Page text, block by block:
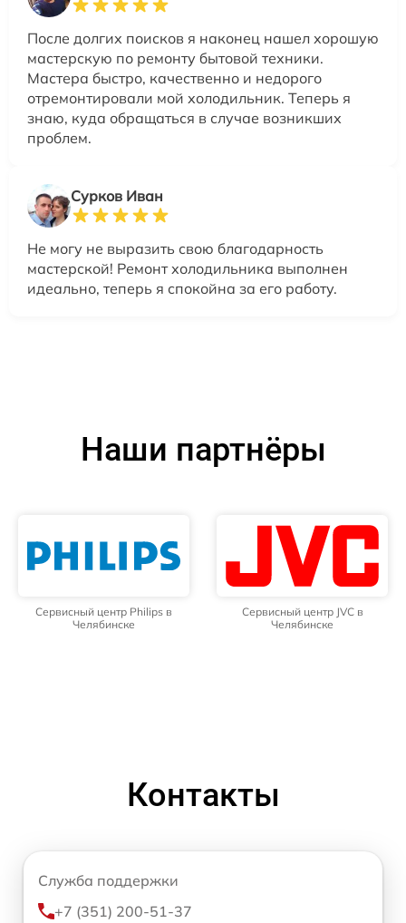
После долгих поисков я наконец нашел хорошую
мастерскую по ремонту бытовой техники.
Мастера быстро, качественно и недорого
отремонтировали мой холодильник. Теперь я
знаю, куда обращаться в случае возникших
проблем.
Сурков Иван
Не могу не выразить свою благодарность
мастерской! Ремонт холодильника выполнен
идеально, теперь я спокойна за его работу.
Наши партнёры
Сервисный центр Philips в
Челябинске
Сервисный центр JVC в
Челябинске
Контакты
Служба поддержки
+7 (351) 200-51-37